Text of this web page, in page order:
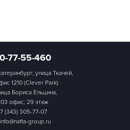
77-55-460
улица Ткачей,
1210 (Clever Park)
Бориса Ельцина,
офис; 29 этаж
(343) 305-77-07
group.ru